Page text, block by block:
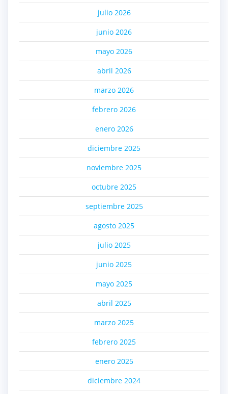
julio 2026
junio 2026
mayo 2026
abril 2026
marzo 2026
febrero 2026
enero 2026
diciembre 2025
noviembre 2025
octubre 2025
septiembre 2025
agosto 2025
julio 2025
junio 2025
mayo 2025
abril 2025
marzo 2025
febrero 2025
enero 2025
diciembre 2024